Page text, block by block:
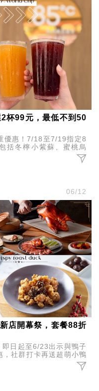
杯99元，最低不到50
優惠！7/18至7/19指定8
括冬檸小紫蘇、蜜桃烏
喝果茶。
06/12
店開幕祭，套餐88折
日起至6/23出示與鴨子
社群打卡再送超萌小鴨
活動接力登場！